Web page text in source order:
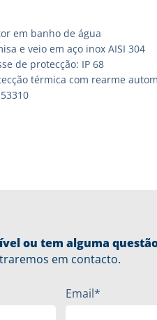
em banho de água
e veio em aço inox AISI 304
de protecção: IP 68
térmica com rearme
ou tem alguma
em contacto.
Email*